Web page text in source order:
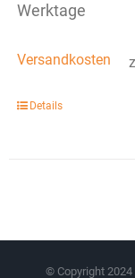
Werktage
Versandkosten
Details
© Copyright